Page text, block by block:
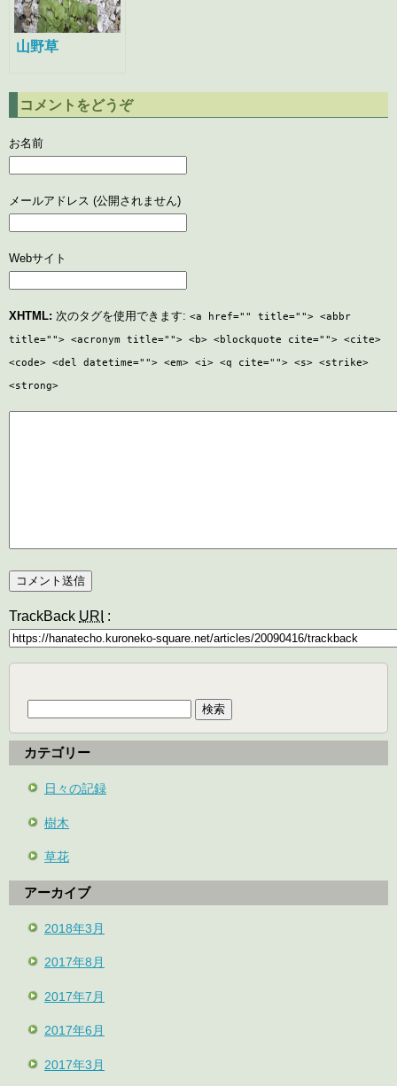
山野草
コメントをどうぞ
お名前
メールアドレス (公開されません)
Webサイト
XHTML: 次のタグを使用できます: <a href="" title=""> <abbr
title=""> <acronym title=""> <b> <blockquote cite=""> <cite>
<code> <del datetime=""> <em> <i> <q cite=""> <s> <strike>
<strong>
TrackBack URI :
カテゴリー
日々の記録
樹木
草花
アーカイブ
2018年3月
2017年8月
2017年7月
2017年6月
2017年3月